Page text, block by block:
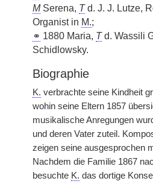
MSerena, Td. J. J. Lutze,
Organist in M.;
⚭ 1880 Maria, Td. Wassili
Schidlowsky.
Biographie
K. verbrachte seine Kindheit
wohin seine Eltern 1857
musikalische Anregungen
und deren Vater zuteil.
zeigen seine ausgesprochen
Nachdem die Familie 1867
besuchte K. das dortige